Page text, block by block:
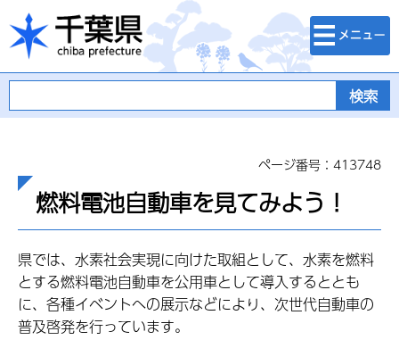
千葉県
検索・メニュ
ー
ページ番号：413748
燃料電池自動車を見てみよう！
県では、水素社会実現に向けた取組として、水素を燃料
とする燃料電池自動車を公用車として導入するととも
に、各種イベントへの展示などにより、次世代自動車の
普及啓発を行っています。